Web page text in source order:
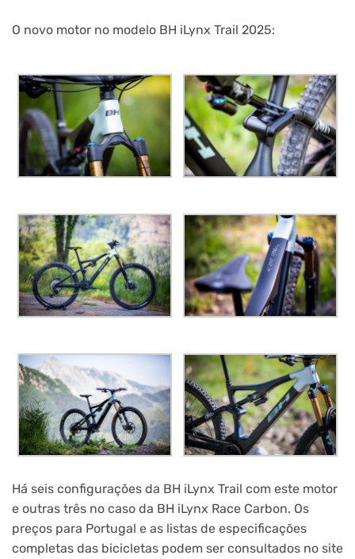
O novo motor no modelo BH iLynx Trail 2025:
Há seis configurações da BH iLynx Trail com este motor
e outras três no caso da BH iLynx Race Carbon. Os
preços para Portugal e as listas de especificações
completas das bicicletas podem ser consultados no site